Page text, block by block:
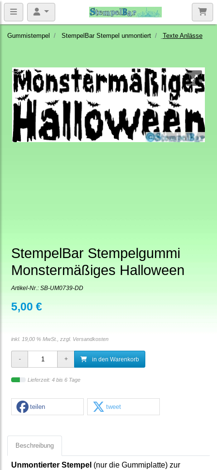
Gummistempel StempelBar Stempel unmontiert Texte Anlässe
StempelBar Stempelgummi
Monstermäßiges Halloween
Artikel-Nr.: SB-UM0739-DD
5,00 €
inkl. 19,00 % MwSt., zzgl. Versandkosten
in den Warenkorb
Lieferzeit: 4 bis 6 Tage
teilen tweet
Beschreibung
Unmontierter Stempel (nur die Gummiplatte) zur